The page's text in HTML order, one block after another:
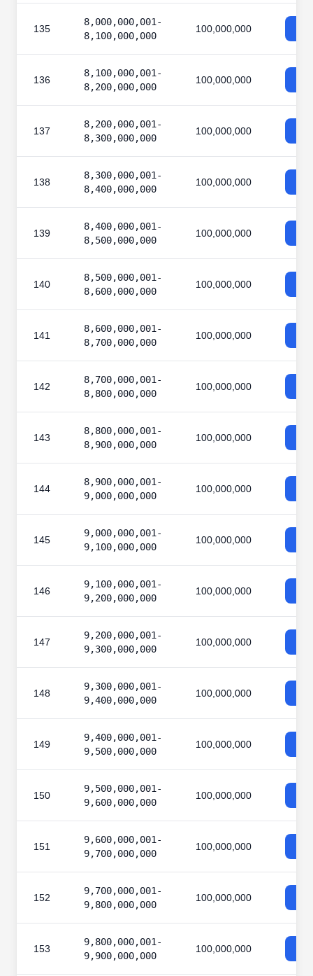
135
8,000,000,001-
8,100,000,000
100,000,000
136
8,100,000,001-
8,200,000,000
100,000,000
137
8,200,000,001-
8,300,000,000
100,000,000
138
8,300,000,001-
8,400,000,000
100,000,000
139
8,400,000,001-
8,500,000,000
100,000,000
140
8,500,000,001-
8,600,000,000
100,000,000
141
8,600,000,001-
8,700,000,000
100,000,000
142
8,700,000,001-
8,800,000,000
100,000,000
143
8,800,000,001-
8,900,000,000
100,000,000
144
8,900,000,001-
9,000,000,000
100,000,000
145
9,000,000,001-
9,100,000,000
100,000,000
146
9,100,000,001-
9,200,000,000
100,000,000
147
9,200,000,001-
9,300,000,000
100,000,000
148
9,300,000,001-
9,400,000,000
100,000,000
149
9,400,000,001-
9,500,000,000
100,000,000
150
9,500,000,001-
9,600,000,000
100,000,000
151
9,600,000,001-
9,700,000,000
100,000,000
152
9,700,000,001-
9,800,000,000
100,000,000
153
9,800,000,001-
9,900,000,000
100,000,000